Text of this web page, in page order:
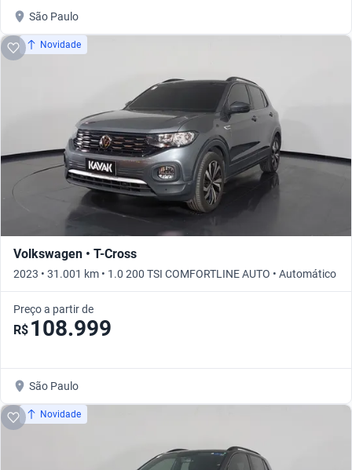
São Paulo
Novidade
Volkswagen • T-Cross
2023 • 31.001 km • 1.0 200 TSI COMFORTLINE AUTO • Automático
Preço a partir de
R$ 108.999
São Paulo
Novidade